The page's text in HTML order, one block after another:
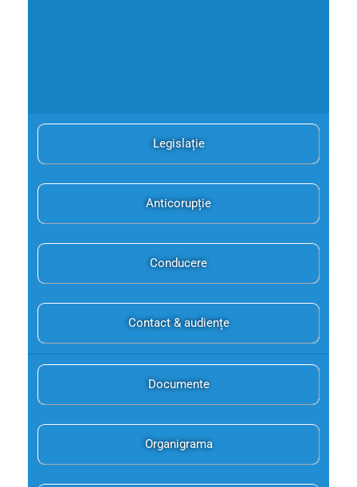
Legislație
Anticorupție
Conducere
Contact & audiențe
Documente
Organigrama